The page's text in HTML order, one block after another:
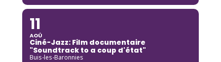
11
AOÛ
Ciné-Jazz: Film documentaire
"Soundtrack to a coup d'état"
Buis-les-Baronnies